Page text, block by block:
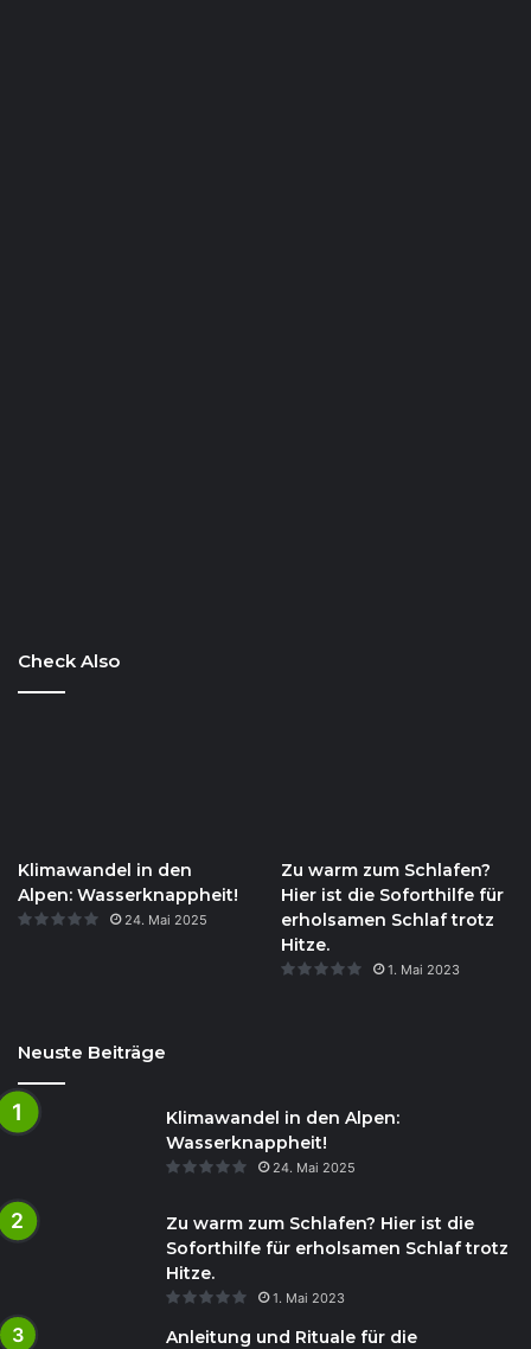
Check Also
Klimawandel in den
Alpen: Wasserknappheit!
24. Mai 2025
Zu warm zum Schlafen?
Hier ist die Soforthilfe für
erholsamen Schlaf trotz
Hitze.
1. Mai 2023
Neuste Beiträge
Klimawandel in den Alpen:
Wasserknappheit!
24. Mai 2025
Zu warm zum Schlafen? Hier ist die
Soforthilfe für erholsamen Schlaf trotz
Hitze.
1. Mai 2023
Anleitung und Rituale für die